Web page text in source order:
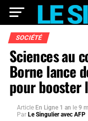
SOCIÉTÉ
Sciences au
Borne lance
pour booster
Article En Ligne 1 an le 9
Par Le Singulier avec AFP